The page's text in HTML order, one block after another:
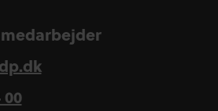
00